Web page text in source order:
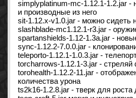
simplyplatinum-mc-1.12.1-1.2.jar -
и производные из него
sit-1.12.x-v1.0.jar - можно сидеть
slashblade-mc1.12.1-r3.jar -
spartanshields-1.12-1.3a.jar -
sync-1.12.2-7.0.0.jar -
teleporto-1.12.1-1.0.3.jar -
torcharrows-1.12.1-3.jar -
torohealth-1.12.2-11.jar -
количества урона
ts2k16-1.2.8.jar - тверк для роста